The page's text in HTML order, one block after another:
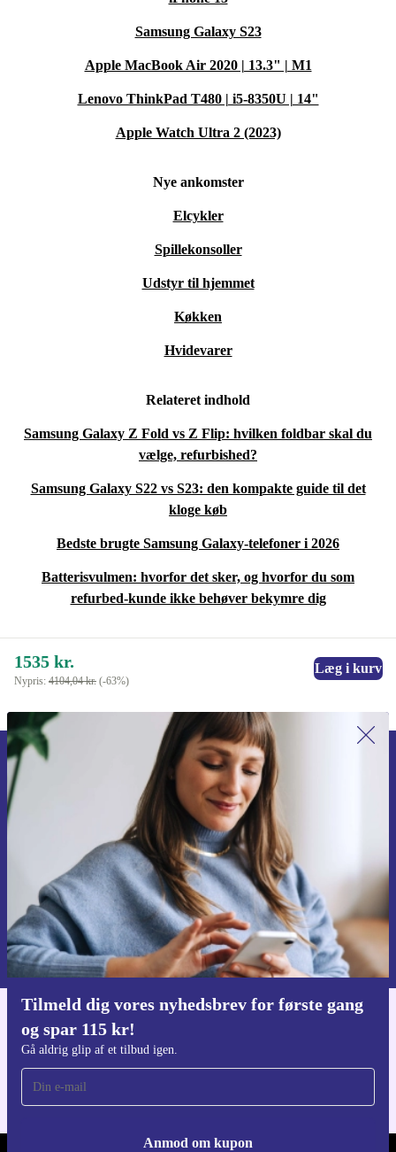
Samsung Galaxy S23
Apple MacBook Air 2020 | 13.3" | M1
Lenovo ThinkPad T480 | i5-8350U | 14"
Apple Watch Ultra 2 (2023)
Nye ankomster
Elcykler
Spillekonsoller
Udstyr til hjemmet
Køkken
Hvidevarer
Relateret indhold
Samsung Galaxy Z Fold vs Z Flip: hvilken foldbar skal du
vælge, refurbished?
Samsung Galaxy S22 vs S23: den kompakte guide til det
kloge køb
Bedste brugte Samsung Galaxy-telefoner i 2026
Batterisvulmen: hvorfor det sker, og hvorfor du som
refurbed-kunde ikke behøver bekymre dig
1535 kr.
Nypris: 4104,04 kr. (-63%)
Læg i kurv
Tilmeld dig vores nyhedsbrev for første gang
og spar 115 kr!
Gå aldrig glip af et tilbud igen.
Anmod om kupon
Tilmeld dig vores nyhedsbrev for
første gang og spar 115 kr!
Gå aldrig glip af et tilbud igen.
Anmod om kupon
Du kan finde information omkring vores brug af personlig data i vores
Privatlivspolitik.
Til iOS og Android